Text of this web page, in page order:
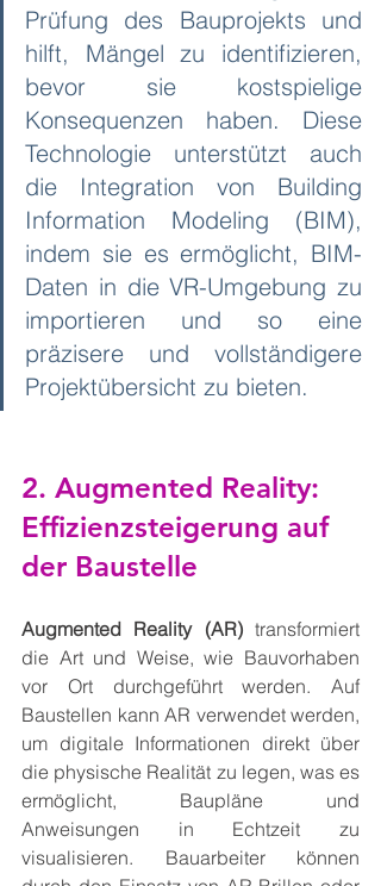
Prüfung des Bauprojekts und
hilft, Mängel zu identifizieren,
bevor sie kostspielige
Konsequenzen haben. Diese
Technologie unterstützt auch
die Integration von Building
Information Modeling (BIM),
indem sie es ermöglicht, BIM-
Daten in die VR-Umgebung zu
importieren und so eine
präzisere und vollständigere
Projektübersicht zu bieten.
2. Augmented Reality:
Effizienzsteigerung auf
der Baustelle
Augmented Reality (AR) transformiert
die Art und Weise, wie Bauvorhaben
vor Ort durchgeführt werden. Auf
Baustellen kann AR verwendet werden,
um digitale Informationen direkt über
die physische Realität zu legen, was es
ermöglicht, Baupläne und
Anweisungen in Echtzeit zu
visualisieren. Bauarbeiter können